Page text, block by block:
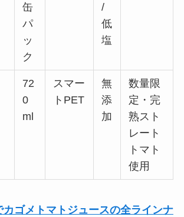
缶
パ
ッ
ク
/
低
塩
72
0
ml
スマー
トPET
無
添
加
数量限
定・完
熟スト
レート
トマト
使用
ゴメトマトジュースの全ラインナ